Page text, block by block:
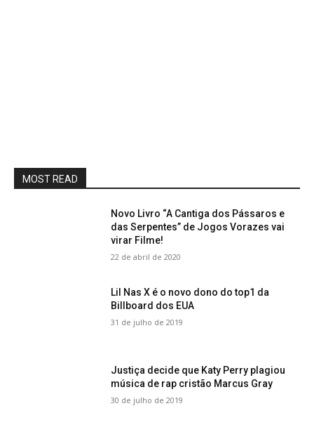
MOST READ
Novo Livro “A Cantiga dos Pássaros e
das Serpentes” de Jogos Vorazes vai
virar Filme!
22 de abril de 2020
Lil Nas X é o novo dono do top1 da
Billboard dos EUA
31 de julho de 2019
Justiça decide que Katy Perry plagiou
música de rap cristão Marcus Gray
30 de julho de 2019